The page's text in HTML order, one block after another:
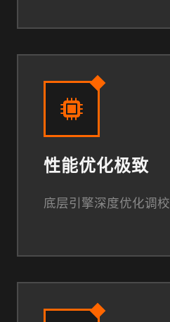
性能优化极致
底层引擎深度优化调校